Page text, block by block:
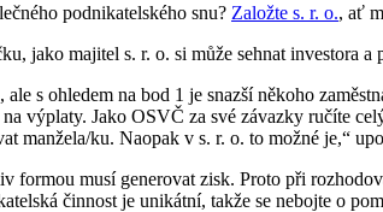
podnikatelského snu? Založte s. r. o., ať
jako majitel s. r. o. si může sehnat investora a
ale s ohledem na bod 1 je snazší někoho
výplaty. Jako OSVČ za své závazky ručíte
manžela/ku. Naopak v s. r. o. to možné je,“
formou musí generovat zisk. Proto při
činnost je unikátní, takže se nebojte o